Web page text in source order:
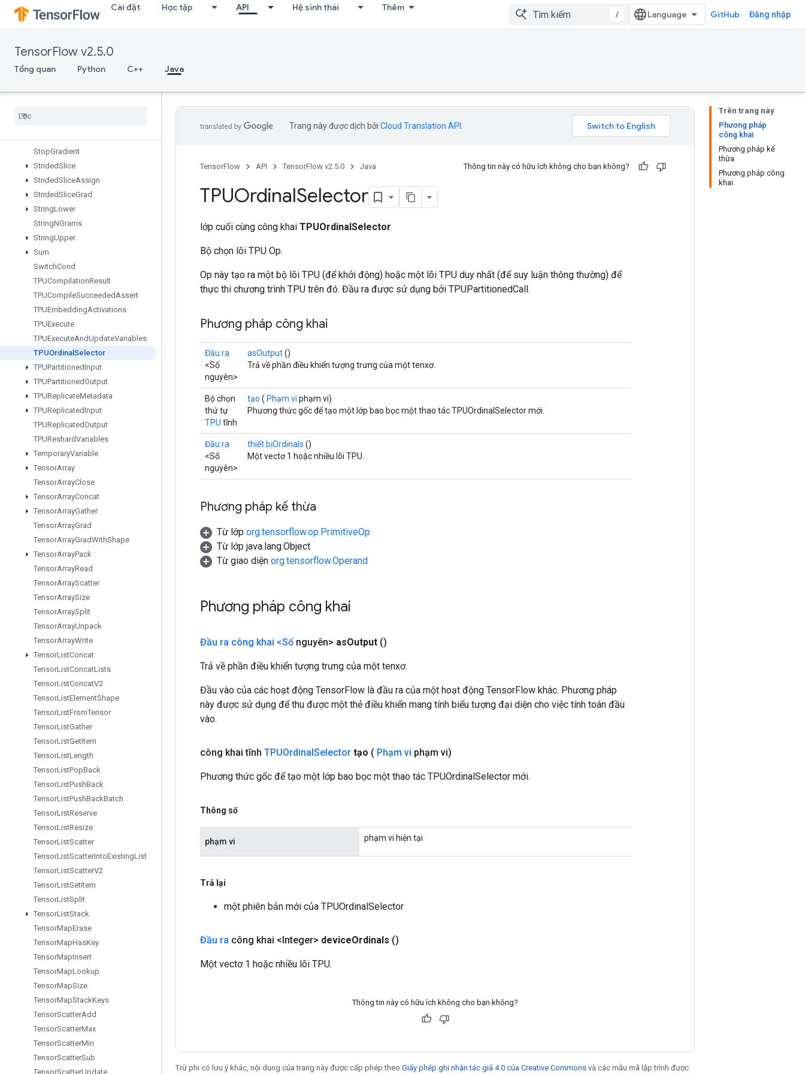
Cài đặt Học tập API Hệ sinh thái Thêm
/ GitHub Đăng nhập
TensorFlow v2.5.0
Tổng quan Python C++ Java
StatelessRandomUniformFullInt
StatelessRandomUniformFullIntV
2
StatelessRandomUniformIntV2
Stateless
Sample Distorted
StopGradient
StridedSlice
StridedSliceAssign
StridedSliceGrad
StringLower
StringNGrams
StringUpper
Sum
SwitchCond
TPUCompilationResult
TPUCompileSucceededAssert
TPUEmbeddingActivations
TPUExecute
TPUExecuteAndUpdateVariables
TPUOrdinal Selector
TPUPartitionedInput
TPUPartitionedOutput
TPUReplicateMetadata
TPUReplicatedInput
TPUReplicatedOutput
TPUReshardVariables
TemporaryVariable
TensorArray
TensorArrayClose
TensorArrayConcat
TensorArrayGather
TensorArrayGrad
TensorArrayGradWithShape
TensorArrayPack
TensorArrayRead
TensorArrayScatter
TensorArraySize
TensorArraySplit
TensorArrayUnpack
TensorArrayWrite
TensorListConcat
TensorListConcatLists
TensorListConcatV2
TensorListElementShape
TensorListFromTensor
TensorListGather
TensorListGetItem
TensorListLength
TensorListPopBack
TensorListPushBack
TensorListPushBackBatch
TensorListReserve
TensorListResize
TensorListScatter
TensorListScatterIntoExistingList
TensorListScatterV2
TensorListSetItem
TensorListSplit
TensorListStack
TensorMapErase
TensorMapHasKey
TensorMapInsert
TensorMapLookup
TensorMapSize
TensorMapStackKeys
TensorScatterAdd
TensorScatterMax
TensorScatterMin
TensorScatterSub
TensorScatterUpdate
Trên trang này
Phương pháp
công khai
Phương pháp kế
thừa
Phương pháp công
khai
Trang này được dịch bởi Cloud Translation API
TensorFlow API TensorFlow v2.5.0 Java Thông tin này có hữu ích không cho bạn không?
TPUOrdinalSelector
lớp cuối cùng công khai TPUOrdinalSelector
Bộ chọn lõi TPU Op.
Op này tạo ra một bộ lõi TPU (để khởi động) hoặc một lõi TPU duy nhất (để suy luận thông thường) để
thực thi chương trình TPU trên đó. Đầu ra được sử dụng bởi TPUPartitionedCall.
Phương pháp công khai
Đầu ra
<Số
nguyên>
asOutput()
Trả về phần điều khiển tượng trưng của một tenxơ.
Bộ chọn
thứ tự
TPU tĩnh
tạo ( Phạm vi phạm vi)
Phương thức gốc để tạo một lớp bao bọc một thao tác TPUOrdinalSelector mới.
Đầu ra
<Số
nguyên>
thiết bịOrdinals ()
Một vectơ 1 hoặc nhiều lõi TPU.
Phương pháp kế thừa
Từ lớp org.tensorflow.op.PrimitiveOp
Từ lớp java.lang.Object
Từ giao diện org.tensorflow.Operand
Phương pháp công khai
Đầu ra công khai <Sốnguyên> asOutput ()
Trả về phần điều khiển tượng trưng của một tenxơ.
Đầu vào của các hoạt động TensorFlow là đầu ra của một hoạt động TensorFlow khác. Phương pháp
này được sử dụng để thu được một thẻ điều khiển mang tính biểu tượng đại diện cho việc tính toán đầu
vào.
công khai tĩnh TPUOrdinalSelector tạo ( Phạm vi phạm vi)
Phương thức gốc để tạo một lớp bao bọc một thao tác TPUOrdinalSelector mới.
Thông số
phạm vi phạm vi hiện tại
Trả lại
một phiên bản mới của TPUOrdinalSelector
Đầu ra công khai <Integer> deviceOrdinals ()
Một vectơ 1 hoặc nhiều lõi TPU.
Thông tin này có hữu ích không cho bạn không?
Trừ phi có lưu ý khác, nội dung của trang này được cấp phép theo Giấy phép ghi nhận tác giả 4.0 của Creative Commons và các mẫu mã lập trình được